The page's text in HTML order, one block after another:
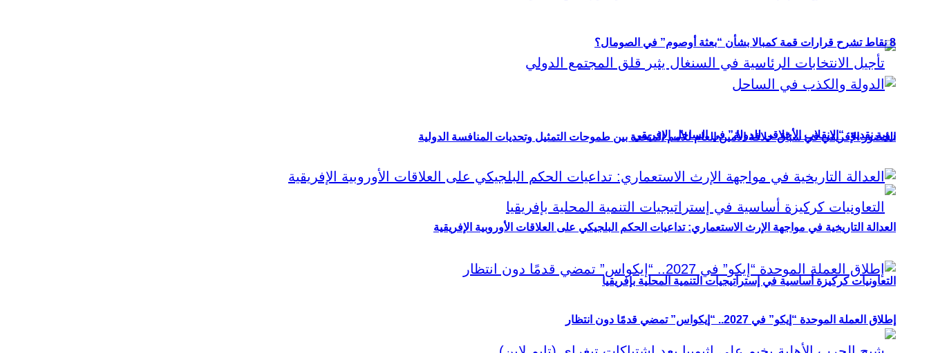
الحضور الإفريقي في سباق خلافة الأمين العام للأمم المتحدة بين طموحات التمثيل وتحديات المنافسة الدولية
التعاونيات كركيزة أساسية في إستراتيجيات التنمية المحلية بإفريقيا
8 نقاط تشرح قرارات قمة كمبالا بشأن “بعثة أوصوم” في الصومال؟
رؤية نقدية: “الانقلاب الأخلاقي للدولة” في الساحل الإفريقي
العدالة التاريخية في مواجهة الإرث الاستعماري: تداعيات الحكم البلجيكي على العلاقات الأوروبية الإفريقية
إطلاق العملة الموحدة “إيكو” في 2027.. “إيكواس” تمضي قدمًا دون انتظار